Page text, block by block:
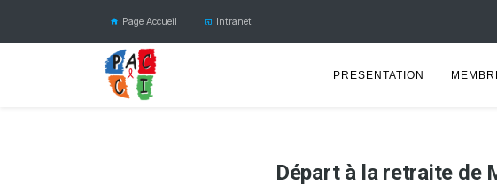
Page Accueil Intranet
PRESENTATION
Départ à la retraite de